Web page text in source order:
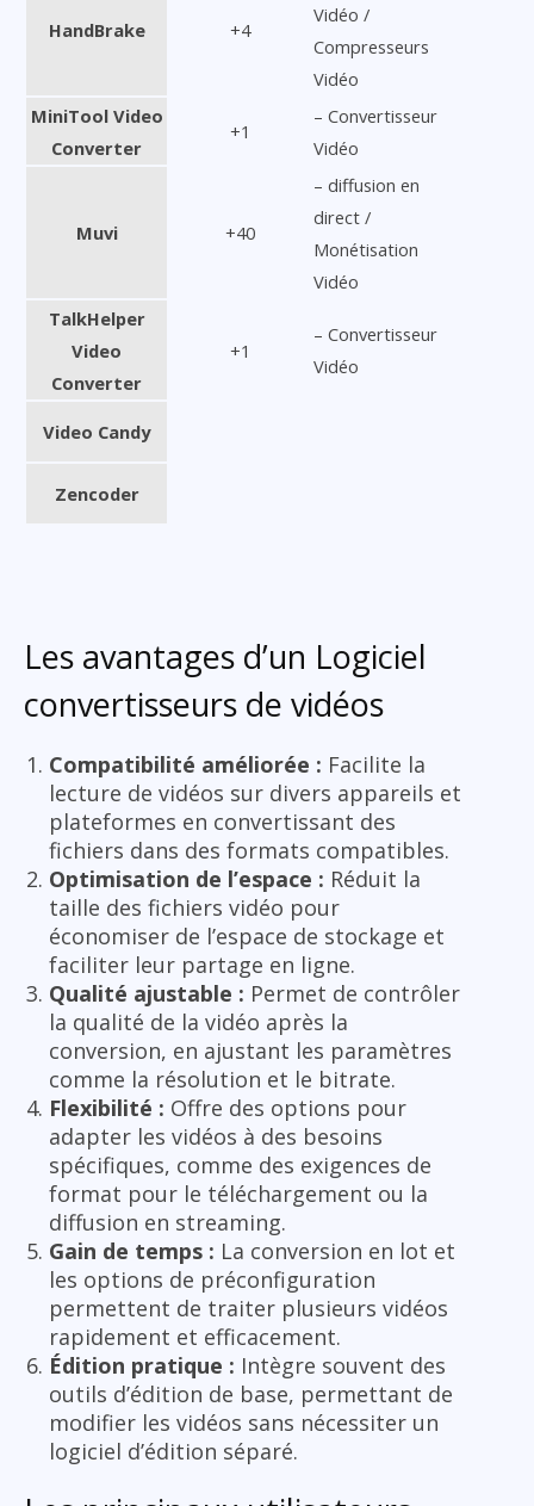
HandBrake +4
Vidéo /
Compresseurs
Vidéo
MiniTool Video
Converter
+1
– Convertisseur
Vidéo
Muvi +40
– diffusion en
direct /
Monétisation
Vidéo
TalkHelper
Video
Converter
+1
– Convertisseur
Vidéo
Video Candy
Zencoder
Les avantages d’un Logiciel
convertisseurs de vidéos
Compatibilité améliorée : Facilite la
lecture de vidéos sur divers appareils et
plateformes en convertissant des
fichiers dans des formats compatibles.
Optimisation de l’espace : Réduit la
taille des fichiers vidéo pour
économiser de l’espace de stockage et
faciliter leur partage en ligne.
Qualité ajustable : Permet de contrôler
la qualité de la vidéo après la
conversion, en ajustant les paramètres
comme la résolution et le bitrate.
Flexibilité : Offre des options pour
adapter les vidéos à des besoins
spécifiques, comme des exigences de
format pour le téléchargement ou la
diffusion en streaming.
Gain de temps : La conversion en lot et
les options de préconfiguration
permettent de traiter plusieurs vidéos
rapidement et efficacement.
Édition pratique : Intègre souvent des
outils d’édition de base, permettant de
modifier les vidéos sans nécessiter un
logiciel d’édition séparé.